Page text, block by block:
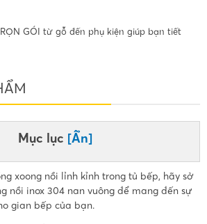
GÓI từ gỗ đến phụ kiện giúp bạn tiết
Mục lục [Ẩn]
xoong nồi lỉnh kỉnh trong tủ bếp, hãy sở
nồi inox 304 nan vuông để mang đến sự
gian bếp của bạn.